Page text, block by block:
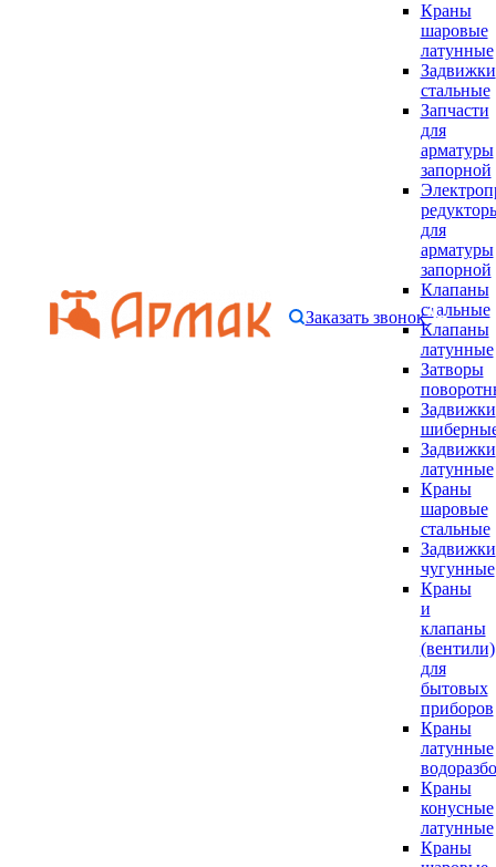
Краны
шаровые
латунные
Задвижки
стальные
Запчасти
для
арматуры
запорной
для
арматуры
запорной
Клапаны
стальные
Клапаны
латунные
Затворы
Задвижки
Задвижки
латунные
Краны
шаровые
стальные
Задвижки
чугунные
Краны
и
клапаны
(вентили)
для
бытовых
приборов
Краны
латунные
Краны
конусные
латунные
Краны
Заказать звонок